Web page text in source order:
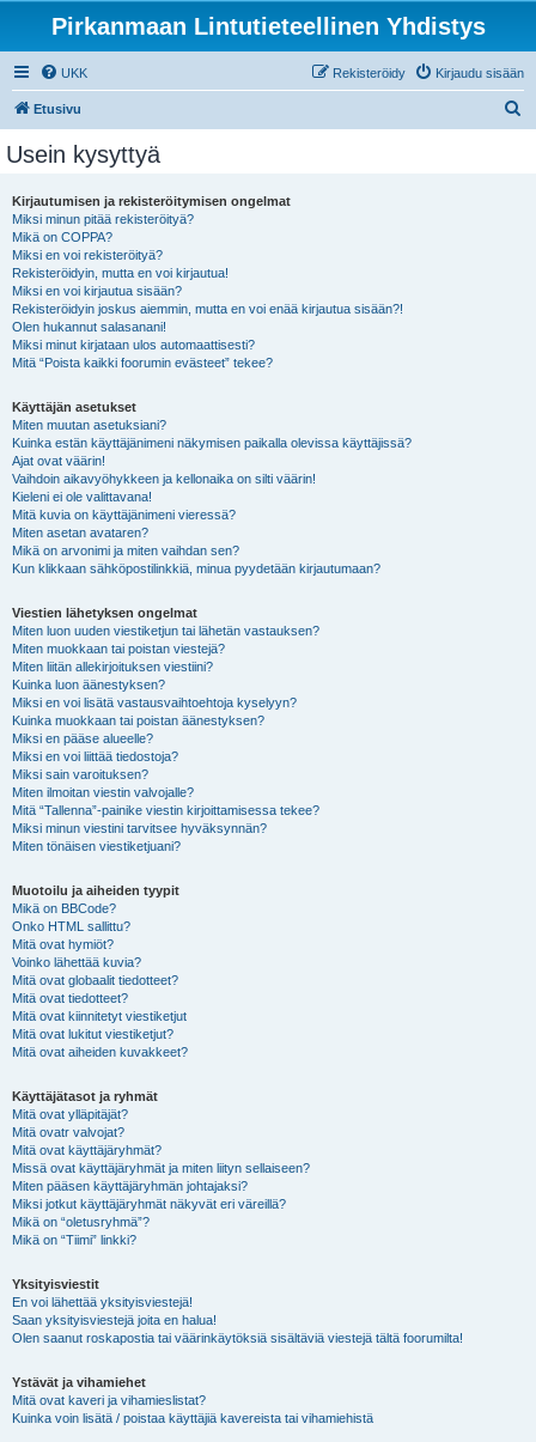
Pirkanmaan Lintutieteellinen Yhdistys
UKK Kirjaudu sisään
Rekisteröidy
Etusivu
Usein kysyttyä
Kirjautumisen ja rekisteröitymisen ongelmat
Miksi minun pitää rekisteröityä?
Mikä on COPPA?
Miksi en voi rekisteröityä?
Rekisteröidyin, mutta en voi kirjautua!
Miksi en voi kirjautua sisään?
Rekisteröidyin joskus aiemmin, mutta en voi enää kirjautua sisään?!
Olen hukannut salasanani!
Miksi minut kirjataan ulos automaattisesti?
Mitä “Poista kaikki foorumin evästeet” tekee?
Käyttäjän asetukset
Miten muutan asetuksiani?
Kuinka estän käyttäjänimeni näkymisen paikalla olevissa käyttäjissä?
Ajat ovat väärin!
Vaihdoin aikavyöhykkeen ja kellonaika on silti väärin!
Kieleni ei ole valittavana!
Mitä kuvia on käyttäjänimeni vieressä?
Miten asetan avataren?
Mikä on arvonimi ja miten vaihdan sen?
Kun klikkaan sähköpostilinkkiä, minua pyydetään kirjautumaan?
Viestien lähetyksen ongelmat
Miten luon uuden viestiketjun tai lähetän vastauksen?
Miten muokkaan tai poistan viestejä?
Miten liitän allekirjoituksen viestiini?
Kuinka luon äänestyksen?
Miksi en voi lisätä vastausvaihtoehtoja kyselyyn?
Kuinka muokkaan tai poistan äänestyksen?
Miksi en pääse alueelle?
Miksi en voi liittää tiedostoja?
Miksi sain varoituksen?
Miten ilmoitan viestin valvojalle?
Mitä “Tallenna”-painike viestin kirjoittamisessa tekee?
Miksi minun viestini tarvitsee hyväksynnän?
Miten tönäisen viestiketjuani?
Muotoilu ja aiheiden tyypit
Mikä on BBCode?
Onko HTML sallittu?
Mitä ovat hymiöt?
Voinko lähettää kuvia?
Mitä ovat globaalit tiedotteet?
Mitä ovat tiedotteet?
Mitä ovat kiinnitetyt viestiketjut
Mitä ovat lukitut viestiketjut?
Mitä ovat aiheiden kuvakkeet?
Käyttäjätasot ja ryhmät
Mitä ovat ylläpitäjät?
Mitä ovatr valvojat?
Mitä ovat käyttäjäryhmät?
Missä ovat käyttäjäryhmät ja miten liityn sellaiseen?
Miten pääsen käyttäjäryhmän johtajaksi?
Miksi jotkut käyttäjäryhmät näkyvät eri väreillä?
Mikä on “oletusryhmä”?
Mikä on “Tiimi” linkki?
Yksityisviestit
En voi lähettää yksityisviestejä!
Saan yksityisviestejä joita en halua!
Olen saanut roskapostia tai väärinkäytöksiä sisältäviä viestejä tältä foorumilta!
Ystävät ja vihamiehet
Mitä ovat kaveri ja vihamieslistat?
Kuinka voin lisätä / poistaa käyttäjiä kavereista tai vihamiehistä